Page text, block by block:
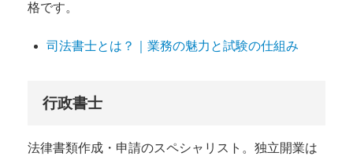
格です。
司法書士とは？｜業務の魅力と試験の仕組み
行政書士
法律書類作成・申請のスペシャリスト。独立開業は